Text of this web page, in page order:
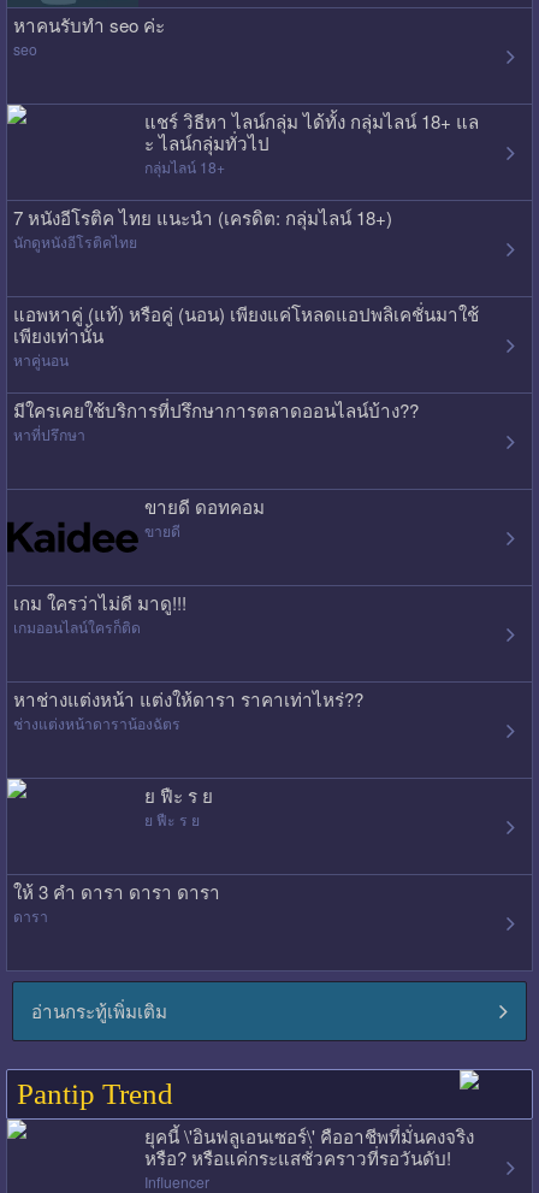
หาคนรับทำ seo ค่ะ
seo
แชร์ วิธีหา ไลน์กลุ่ม ได้ทั้ง กลุ่มไลน์ 18+ แล
ะ ไลน์กลุ่มทั่วไป
กลุ่มไลน์ 18+
7 หนังอีโรติค ไทย แนะนำ (เครดิต: กลุ่มไลน์ 18+)
นักดูหนังอีโรติคไทย
แอพหาคู่ (แท้) หรือคู่ (นอน) เพียงแค่โหลดแอปพลิเคชั่นมาใช้
เพียงเท่านั้น
หาคู่นอน
มีใครเคยใช้บริการที่ปรึกษาการตลาดออนไลน์บ้าง??
หาที่ปรึกษา
ขายดี ดอทคอม
ขายดี
เกม ใครว่าไม่ดี มาดู!!!
เกมออนไลน์ใครก็ติด
หาช่างแต่งหน้า แต่งให้ดารา ราคาเท่าไหร่??
ช่างแต่งหน้าดาราน้องฉัตร
ย ฟืะ ร ย
ย ฟืะ ร ย
ให้ 3 คำ ดารา ดารา ดารา
ดารา
อ่านกระทู้เพิ่มเติม
Pantip Trend
ยุคนี้ \'อินฟลูเอนเซอร์\' คืออาชีพที่มั่นคงจริง
หรือ? หรือแค่กระแสชั่วคราวที่รอวันดับ!
Influencer